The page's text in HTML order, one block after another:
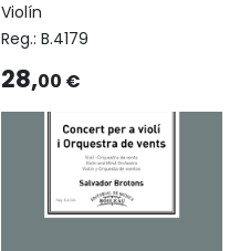
Violín
Reg.: B.4179
28,00 €